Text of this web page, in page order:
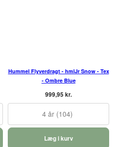
Hummel Flyverdragt - hmlJr Snow - Tex
- Ombre Blue
999,95 kr.
4 år (104)
Læg i kurv